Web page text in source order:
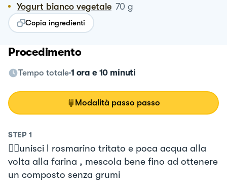
Yogurt bianco vegetale 70 g
Copia ingredienti
Procedimento
Tempo totale 1 ora e 10 minuti
Modalità passo passo
STEP 1
👉🏻unisci l rosmarino tritato e poca acqua alla
volta alla farina , mescola bene fino ad ottenere
un composto senza grumi